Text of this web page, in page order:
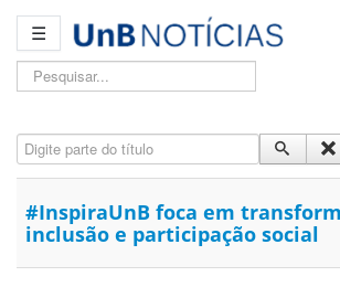
☰
Pesquisar...
Digite parte do título
#InspiraUnB foca em
inclusão e participação social